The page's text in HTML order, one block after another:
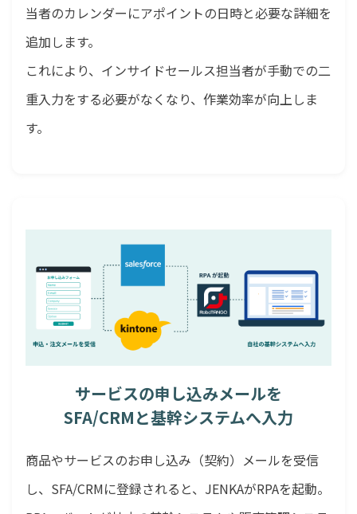
当者のカレンダーにアポイントの日時と必要な詳細を
追加します。
これにより、インサイドセールス担当者が手動での二
重入力をする必要がなくなり、作業効率が向上しま
す。
サービスの申し込みメールを
SFA/CRMと基幹システムへ入力
商品やサービスのお申し込み（契約）メールを受信
し、SFA/CRMに登録されると、JENKAがRPAを起動。